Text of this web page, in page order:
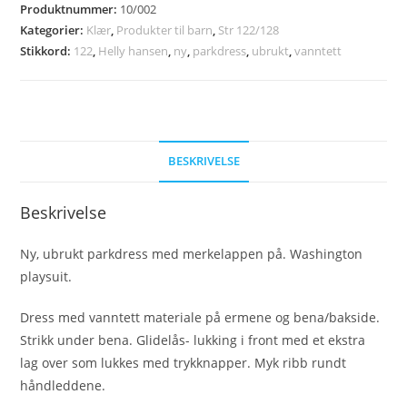
122
(NY)
Produktnummer: 10/002
Kategorier: Klær, Produkter til barn, Str 122/128
Stikkord: 122, Helly hansen, ny, parkdress, ubrukt,vanntett
BESKRIVELSE
Beskrivelse
Ny, ubrukt parkdress med merkelappen på. Washington
playsuit.
Dress med vanntett materiale på ermene og bena/bakside.
Strikk under bena. Glidelås- lukking i front med et ekstra
lag over som lukkes med trykknapper. Myk ribb rundt
håndleddene.